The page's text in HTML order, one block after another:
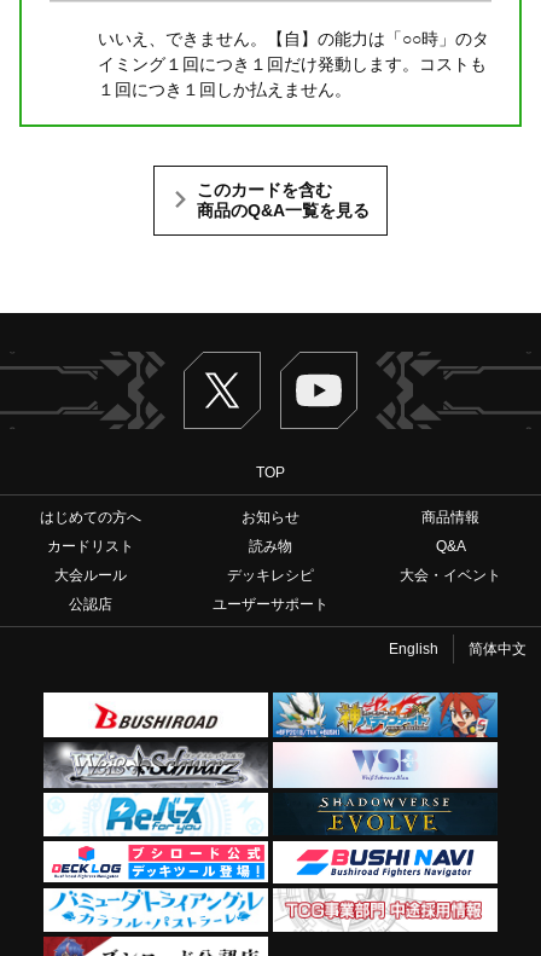
いいえ、できません。【自】の能力は「○○時」のタ
イミング１回につき１回だけ発動します。コストも
１回につき１回しか払えません。
このカードを含む
商品のQ&A一覧を見る
Twitter ヴァンガードch
TOP
はじめての方へ お知らせ
商品情報
カードリスト
読み物
Q&A
大会ルール
デッキレシピ
大会・イベント
公認店
ユーザーサポート
English 简体中文